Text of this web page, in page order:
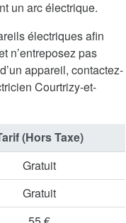
un arc électrique.
électriques afin
n’entreposez pas
appareil, contactez-
Courtrizy-et-
(Hors Taxe)
Gratuit
Gratuit